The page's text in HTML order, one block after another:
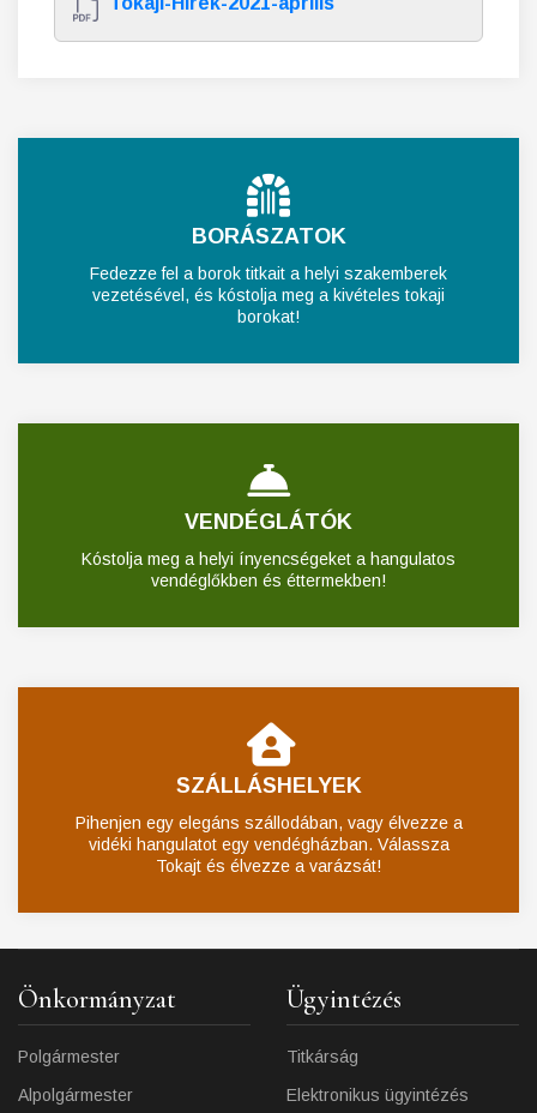
BORÁSZATOK
Fedezze fel a borok titkait a helyi szakemberek
vezetésével, és kóstolja meg a kivételes tokaji
borokat!
VENDÉGLÁTÓK
Kóstolja meg a helyi ínyencségeket a hangulatos
vendéglőkben és éttermekben!
SZÁLLÁSHELYEK
Pihenjen egy elegáns szállodában, vagy élvezze a
vidéki hangulatot egy vendégházban. Válassza
Tokajt és élvezze a varázsát!
Önkormányzat
Polgármester
Alpolgármester
Ügyintézés
Titkárság
Elektronikus ügyintézés